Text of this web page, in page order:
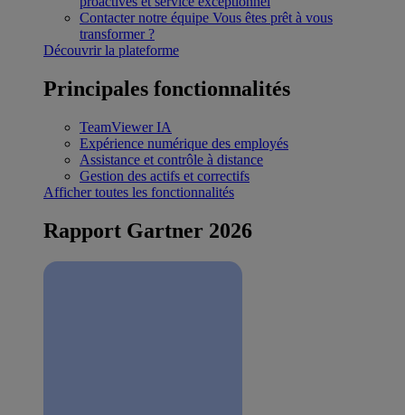
Contacter notre équipe Vous êtes prêt à vous
transformer ?
Découvrir la plateforme
Principales fonctionnalités
TeamViewer IA
Expérience numérique des employés
Assistance et contrôle à distance
Gestion des actifs et correctifs
Afficher toutes les fonctionnalités
Rapport Gartner 2026